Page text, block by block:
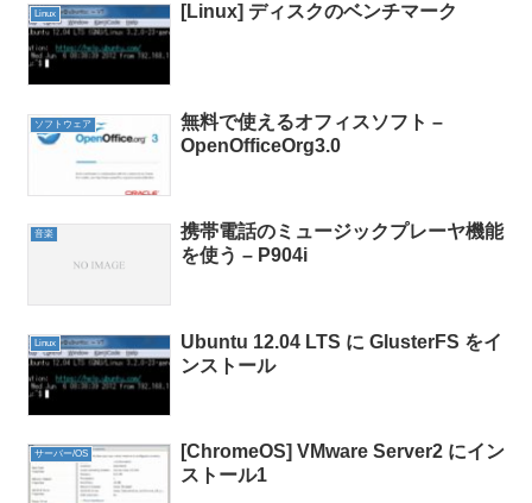
Linux [Linux] ディスクのベンチマーク
ソフトウェア
無料で使えるオフィスソフト –
OpenOfficeOrg3.0
音楽
携帯電話のミュージックプレーヤ機能
を使う – P904i
Linux
Ubuntu 12.04 LTS に GlusterFS をイ
ンストール
サーバー/OS
[ChromeOS] VMware Server2 にイン
ストール1